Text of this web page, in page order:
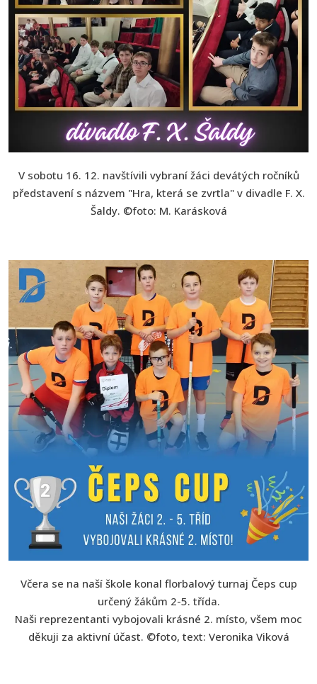
V sobotu 16. 12. navštívili vybraní žáci devátých ročníků
představení s názvem "Hra, která se zvrtla" v divadle F. X.
Šaldy. ©foto: M. Karásková
Včera se na naší škole konal florbalový turnaj Čeps cup
určený žákům 2-5. třída.
Naši reprezentanti vybojovali krásné 2. místo, všem moc
děkuji za aktivní účast. ©foto, text: Veronika Viková